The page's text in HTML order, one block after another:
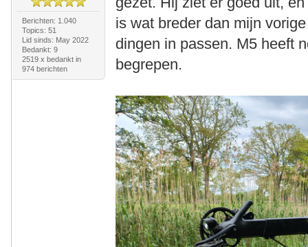
Berichten: 1.040
Topics: 51
Lid sinds: May 2022
Bedankt: 9
2519 x bedankt in
974 berichten
is wat breder dan mijn
dingen in passen. M5 heeft
begrepen.